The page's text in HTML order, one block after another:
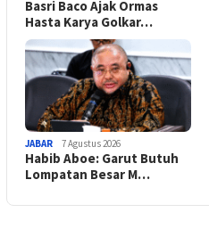
Basri Baco Ajak Ormas
Hasta Karya Golkar…
JABAR 7 Agustus 2026
Habib Aboe: Garut Butuh
Lompatan Besar M…